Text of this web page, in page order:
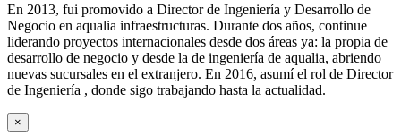
En 2013, fui promovido a Director de Ingeniería y Desarrollo de
Negocio en aqualia infraestructuras. Durante dos años, continue
liderando proyectos internacionales desde dos áreas ya: la propia de
desarrollo de negocio y desde la de ingeniería de aqualia, abriendo
nuevas sucursales en el extranjero. En 2016, asumí el rol de Director
de Ingeniería , donde sigo trabajando hasta la actualidad.
×